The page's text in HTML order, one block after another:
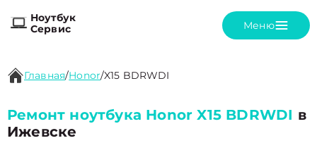
Ноутбук
Сервис
Меню
Главная/Honor/X15 BDRWDI
Ремонт ноутбука Honor X15 BDRWDI в
Ижевске